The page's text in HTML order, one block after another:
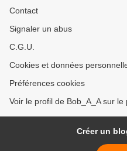
Contact
Signaler un abus
C.G.U.
Cookies et données
Préférences cookies
Voir le profil de Bob_A_A sur le
Créer un